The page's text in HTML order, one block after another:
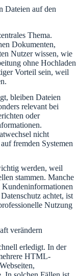
Dateien auf den
Thema.
Dokumenten,
Nutzer wissen, wie
ohne Hochladen
Vorteil sein, weil
bleiben Dateien
relevant bei
oder
nicht
fremden Systemen
werden, weil
stammen. Manche
Kundeninformationen
achtet, ist
Nutzung
verändern
erledigt. In der
HTML-